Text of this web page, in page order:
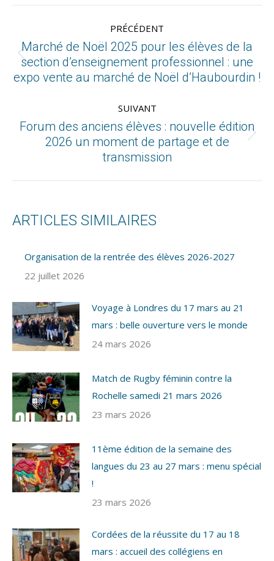
PRÉCÉDENT
Marché de Noël 2025 pour les élèves de la
section d’enseignement professionnel : une
expo vente au marché de Noël d’Haubourdin !
SUIVANT
Forum des anciens élèves : nouvelle édition
2026 un moment de partage et de
transmission
ARTICLES SIMILAIRES
Organisation de la rentrée des élèves 2026-2027
22 juillet 2026
Voyage à Londres du 17 mars au 21
mars : belle ouverture vers le monde
24 mars 2026
Match de Rugby féminin contre la
Rochelle samedi 21 mars 2026
23 mars 2026
11ème édition de la semaine des
langues du 23 au 27 mars : menu spécial
!
23 mars 2026
Cordées de la réussite du 17 au 18
mars : accueil des collégiens en